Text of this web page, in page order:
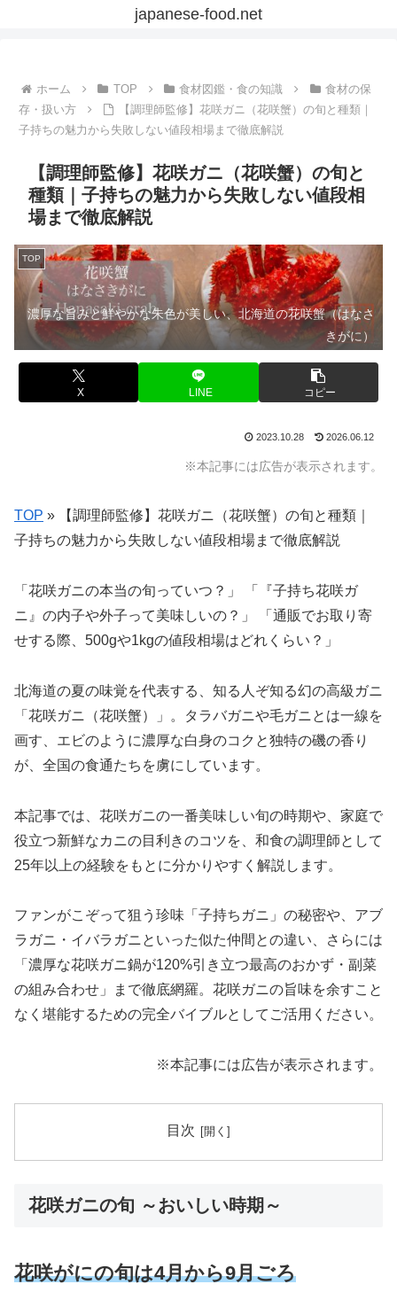
japanese-food.net
ホーム TOP 食材図鑑・食の知識
食材の保
存・扱い方
【調理師監修】花咲ガニ（花咲蟹）の旬と種類｜
子持ちの魅力から失敗しない値段相場まで徹底解説
【調理師監修】花咲ガニ（花咲蟹）の旬と
種類｜子持ちの魅力から失敗しない値段相
場まで徹底解説
TOP
濃厚な旨みと鮮やかな朱色が美しい、北海道の花咲蟹（はなさ
きがに）
X LINE コピー
2023.10.28 2026.06.12
※本記事には広告が表示されます。
TOP »
【調理師監修】花咲ガニ（花咲蟹）の旬と種類｜
子持ちの魅力から失敗しない値段相場まで徹底解説
「花咲ガニの本当の旬っていつ？」 「『子持ち花咲ガ
ニ』の内子や外子って美味しいの？」 「通販でお取り寄
せする際、500gや1kgの値段相場はどれくらい？」
北海道の夏の味覚を代表する、知る人ぞ知る幻の高級ガニ
「花咲ガニ（花咲蟹）」。タラバガニや毛ガニとは一線を
画す、エビのように濃厚な白身のコクと独特の磯の香り
が、全国の食通たちを虜にしています。
本記事では、花咲ガニの一番美味しい旬の時期や、家庭で
役立つ新鮮なカニの目利きのコツを、和食の調理師として
25年以上の経験をもとに分かりやすく解説します。
ファンがこぞって狙う珍味「子持ちガニ」の秘密や、アブ
ラガニ・イバラガニといった似た仲間との違い、さらには
「濃厚な花咲ガニ鍋が120%引き立つ最高のおかず・副菜
の組み合わせ」まで徹底網羅。花咲ガニの旨味を余すこと
なく堪能するための完全バイブルとしてご活用ください。
※本記事には広告が表示されます。
目次
花咲ガニの旬 ～おいしい時期～
花咲がにの旬は4月から9月ごろ